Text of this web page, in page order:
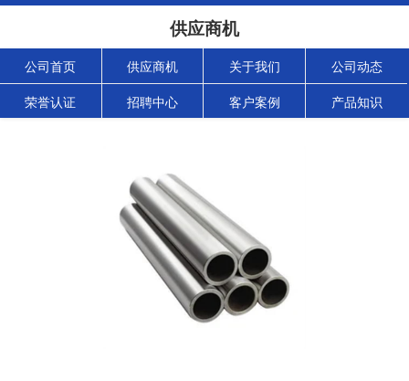
供应商机
公司首页 供应商机 关于我们 公司动态
荣誉认证 招聘中心 客户案例 产品知识